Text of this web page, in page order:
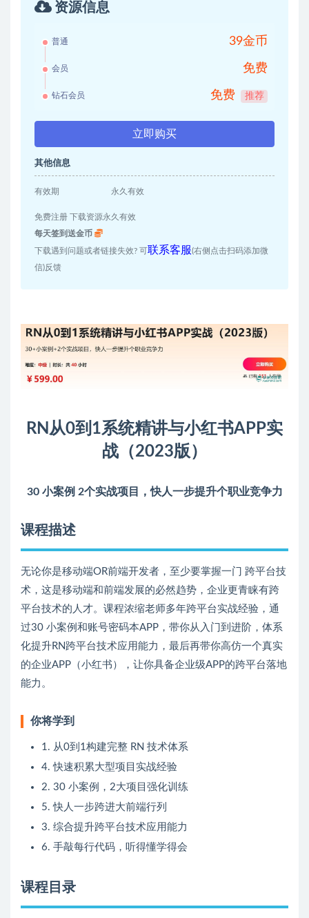
资源信息
普通 39金币
会员 免费
钻石会员 免费 推荐
立即购买
其他信息
有效期 永久有效
免费注册 下载资源永久有效
每天签到送金币
下载遇到问题或者链接失效? 可联系客服(右侧点击扫码添加微
信)反馈
RN从0到1系统精讲与小红书APP实
战（2023版）
30 小案例 2个实战项目，快人一步提升个职业竞争力
课程描述
无论你是移动端OR前端开发者，至少要掌握一门 跨平台技
术，这是移动端和前端发展的必然趋势，企业更青睐有跨
平台技术的人才。课程浓缩老师多年跨平台实战经验，通
过30 小案例和账号密码本APP，带你从入门到进阶，体系
化提升RN跨平台技术应用能力，最后再带你高仿一个真实
的企业APP（小红书），让你具备企业级APP的跨平台落地
能力。
你将学到
1. 从0到1构建完整 RN 技术体系
4. 快速积累大型项目实战经验
2. 30 小案例，2大项目强化训练
5. 快人一步跨进大前端行列
3. 综合提升跨平台技术应用能力
6. 手敲每行代码，听得懂学得会
课程目录